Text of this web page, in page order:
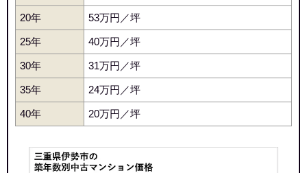
20年 53万円／坪
25年 40万円／坪
30年 31万円／坪
35年 24万円／坪
40年 20万円／坪